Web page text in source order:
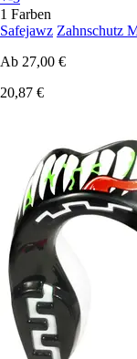
1 Farben
Safejawz Zahnschutz
Ab 27,00 €
20,87 €